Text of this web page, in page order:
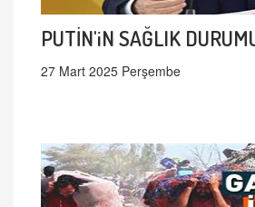
PUTİN'iN SAĞLIK
27 Mart 2025 Perşembe